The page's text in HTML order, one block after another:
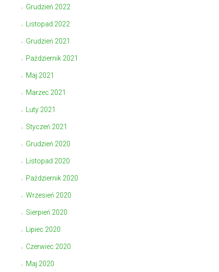
Grudzień 2022
Listopad 2022
Grudzień 2021
Październik 2021
Maj 2021
Marzec 2021
Luty 2021
Styczeń 2021
Grudzień 2020
Listopad 2020
Październik 2020
Wrzesień 2020
Sierpień 2020
Lipiec 2020
Czerwiec 2020
Maj 2020